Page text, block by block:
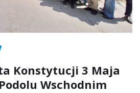
Konstytucji 3 Maja
Wschodnim